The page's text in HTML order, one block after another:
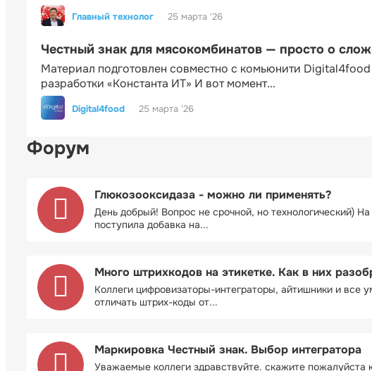
Главный технолог 25 марта '26
Честный знак для мясокомбинатов — просто о
Материал подготовлен совместно с комьюнити
разработки «Константа ИТ» И вот момент...
Digital4food 25 марта '26
Форум
Глюкозооксидаза - можно ли применять?
День добрый! Вопрос не срочной, но технологический) На
поступила добавка на...
Много штрихкодов на этикетке. Как в них
Коллеги цифровизаторы-интеграторы, айтишники и все
отличать штрих-коды от...
Маркировка Честный знак. Выбор интегратора
Уважаемые коллеги здравствуйте. скажите пожалуйста